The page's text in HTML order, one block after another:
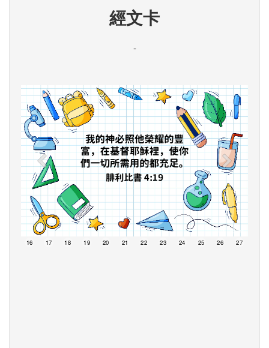
經文卡
-
16 17 18 19 20 21 22 23 24 25 26 27